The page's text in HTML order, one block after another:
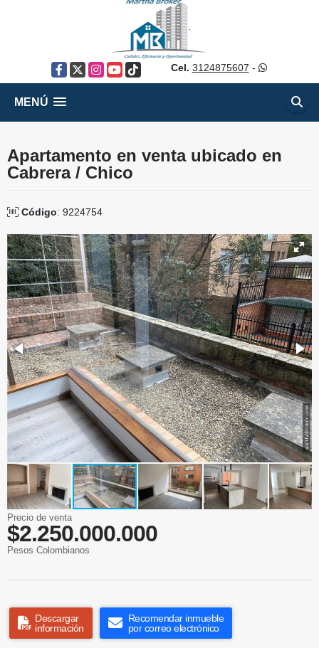
Facebook
X Instagram
YouTube
TikTok Cel. 3124875607 -
MENÚ
Apartamento en venta ubicado en
Cabrera / Chico
Código: 9224754
Precio de venta
$2.250.000.000
Pesos Colombianos
Descargar
información
Recomendar inmueble
por correo electrónico